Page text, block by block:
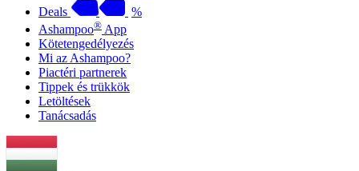
Deals
%
Ashampoo® App
Kötetengedélyezés
Mi az Ashampoo?
Piactéri partnerek
Tippek és trükkök
Letöltések
Tanácsadás